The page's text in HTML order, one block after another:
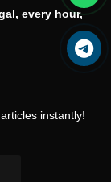
every hour,
instantly!